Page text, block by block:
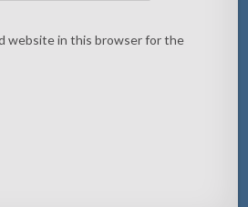
website in this browser for the